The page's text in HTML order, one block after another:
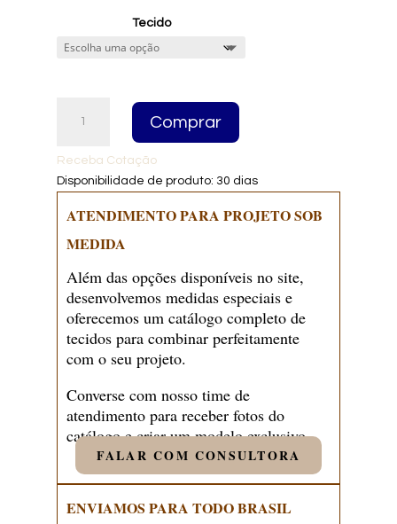
Tecido
Estofada
quantidade
Comprar
Receba Cotação
Disponibilidade de produto: 30 dias
ATENDIMENTO PARA PROJETO SOB
MEDIDA
Além das opções disponíveis no site,
desenvolvemos medidas especiais e
oferecemos um catálogo completo de
tecidos para combinar perfeitamente
com o seu projeto.
Converse com nosso time de
atendimento para receber fotos do
catálogo e criar um modelo exclusivo.
FALAR COM CONSULTORA
ENVIAMOS PARA TODO BRASIL